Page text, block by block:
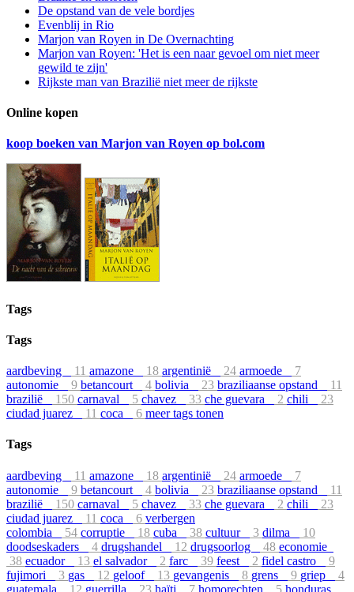
De opstand van de vele bordjes
Evenblij in Rio
Marjon van Royen in De Overnachting
Marjon van Royen: 'Het is een naar gevoel om niet meer
gewild te zijn'
Rijkste man van Brazilië niet meer de rijkste
Online kopen
koop boeken van Marjon van Royen op bol.com
Tags
Tags
aardbeving 11 amazone 18 argentinië 24 armoede
7
autonomie
9 betancourt 4 bolivia 23 braziliaanse opstand
11
brazilië
150 carnaval 5 chavez 33 che guevara 2 chili
23
ciudad juarez
11 coca 6 meer tags tonen
Tags
aardbeving 11 amazone 18 argentinië 24 armoede
7
autonomie
9 betancourt 4 bolivia 23 braziliaanse opstand
11
brazilië
150 carnaval 5 chavez 33 che guevara 2 chili
23
ciudad juarez
11 coca 6 verbergen
colombia
54 corruptie 18 cuba 38 cultuur 3 dilma
10
doodseskaders
4 drugshandel 12 drugsoorlog 48 economie
38 ecuador 13 el salvador 2 farc 39 feest 2 fidel castro
9
fujimori
3 gas 12 geloof 13 gevangenis 8 grens 9 griep
4
guatemala
12 guerrilla 23 haïti 7 homorechten 5 honduras